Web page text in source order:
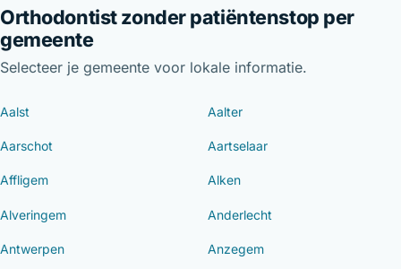
Orthodontist zonder patiëntenstop per
gemeente
Selecteer je gemeente voor lokale informatie.
Aalst Aalter
Aarschot Aartselaar
Affligem Alken
Alveringem Anderlecht
Antwerpen Anzegem